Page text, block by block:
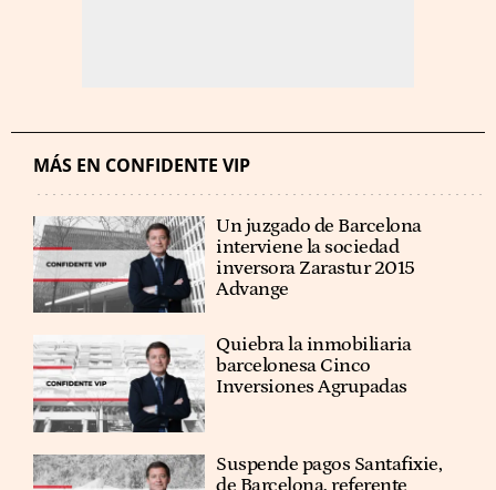
MÁS EN CONFIDENTE VIP
Un juzgado de Barcelona
interviene la sociedad
inversora Zarastur 2015
Advange
Quiebra la inmobiliaria
barcelonesa Cinco
Inversiones Agrupadas
Suspende pagos Santafixie,
de Barcelona, referente